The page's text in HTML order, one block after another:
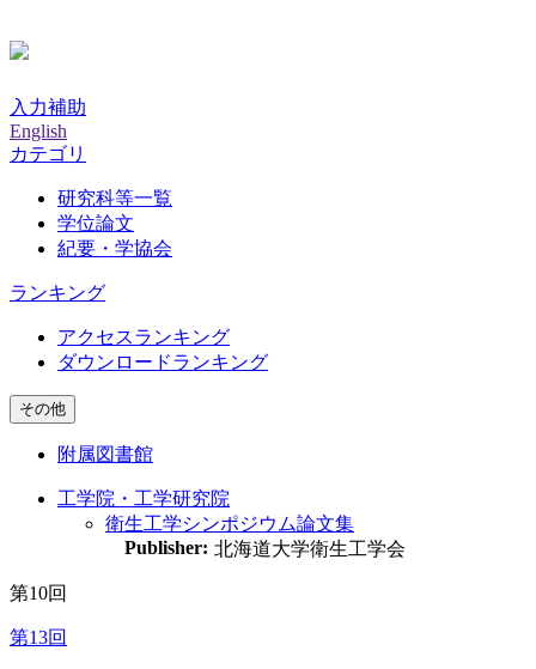
入力補助
English
カテゴリ
研究科等一覧
学位論文
紀要・学協会
ランキング
アクセスランキング
ダウンロードランキング
その他
附属図書館
工学院・工学研究院
衛生工学シンポジウム論文集
Publisher: 北海道大学衛生工学会
第10回
第13回